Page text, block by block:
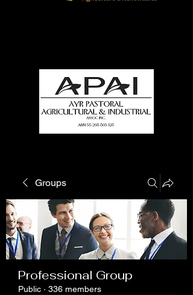
Groups
Professional Group
Public · 336 members